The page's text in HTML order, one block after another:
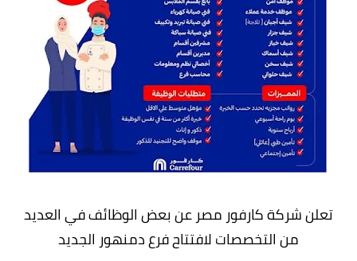
تعلن شركة كارفور مصر عن بعض الوظائف في العديد
من التخصصات لافتتاح فرع دمنهور الجديد